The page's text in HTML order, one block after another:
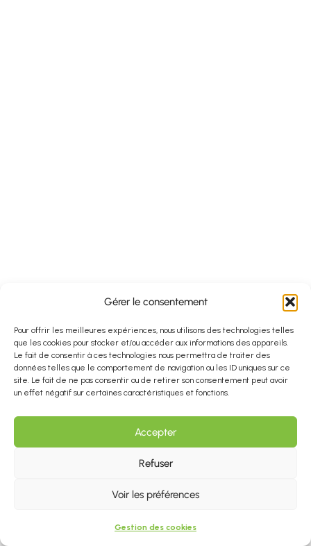
Gérer le consentement
Pour offrir les meilleures expériences, nous utilisons des technologies telles
que les cookies pour stocker et/ou accéder aux informations des appareils.
Le fait de consentir à ces technologies nous permettra de traiter des
données telles que le comportement de navigation ou les ID uniques sur ce
site. Le fait de ne pas consentir ou de retirer son consentement peut avoir
un effet négatif sur certaines caractéristiques et fonctions.
Accepter
Refuser
Voir les préférences
Gestion des cookies